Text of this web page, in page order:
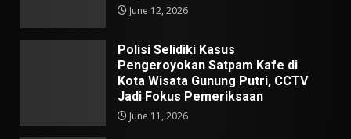
June 12, 2026
Polisi Selidiki Kasus
Pengeroyokan Satpam Kafe di
Kota Wisata Gunung Putri, CCTV
Jadi Fokus Pemeriksaan
June 11, 2026